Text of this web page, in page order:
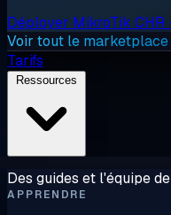
Déployer MikroTik CHR
Voir tout le
Tarifs
Des guides et l'équipe
APPRENDRE